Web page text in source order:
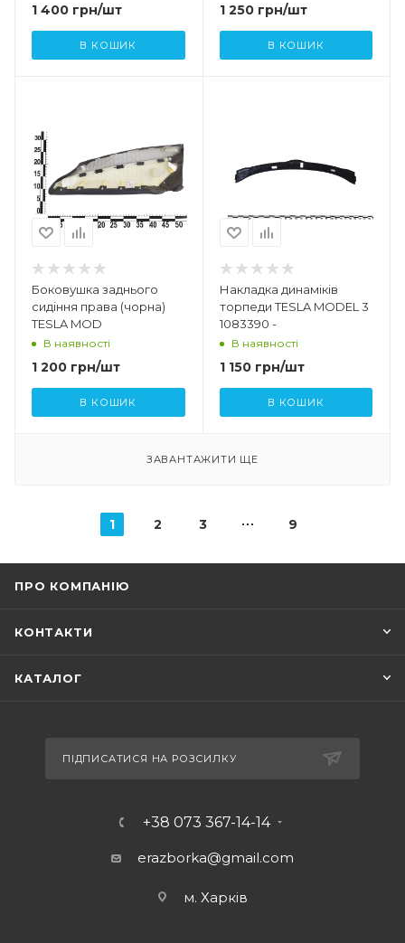
1 400 грн/шт
В КОШИК
1 250грн/шт
В КОШИК
Боковушка заднього
сидіння права (чорна)
TESLA MOD
В наявності
1 200 грн/шт
В КОШИК
Накладка динаміків
торпеди TESLA MODEL 3
1083390 -
В наявності
1 150грн/шт
В КОШИК
ЗАВАНТАЖИТИ ЩЕ
1 2 3 9
ПРО КОМПАНІЮ
КОНТАКТИ
КАТАЛОГ
ПІДПИСАТИСЯ НА РОЗСИЛКУ
+38 073 367-14-14
erazborka@gmail.com
м. Харків